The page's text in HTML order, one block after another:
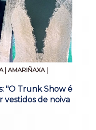
| AMARIÑAXA |
"O Trunk Show é
vestidos de noiva